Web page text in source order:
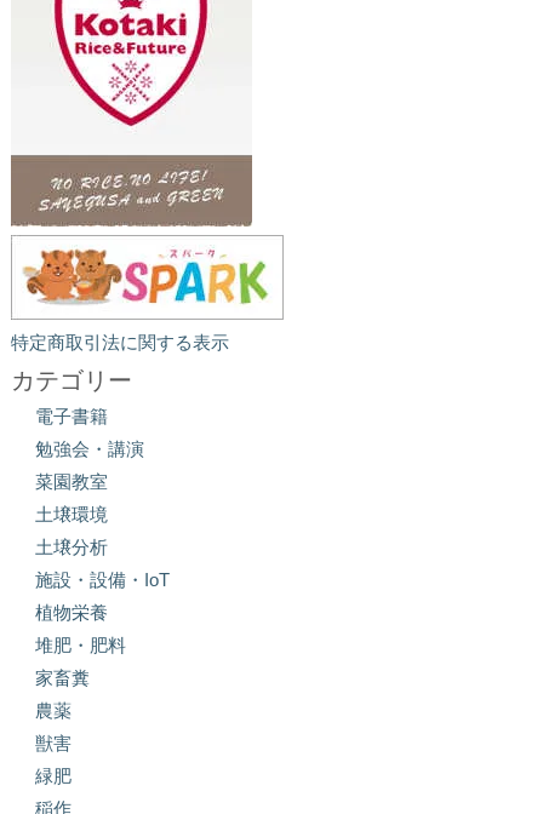
特定商取引法に関する表示
カテゴリー
電子書籍
勉強会・講演
菜園教室
土壌環境
土壌分析
施設・設備・IoT
植物栄養
堆肥・肥料
家畜糞
農薬
獣害
緑肥
稲作